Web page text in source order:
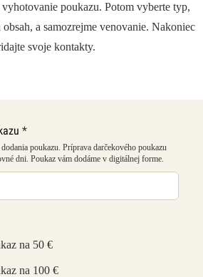
poukazu. Potom vyberte typ,
a samozrejme venovanie. Nakoniec
svoje kontakty.
*
poukazu. Príprava darčekového poukazu
dni. Poukaz vám dodáme v digitálnej forme.
na 50 €
na 100 €